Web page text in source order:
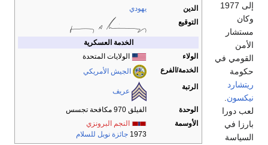
الدين
يهودي
التوقيع
الخدمة العسكرية
الولاء
الولايات المتحدة
الخدمة/الفرع
الجيش الأمريكي
الرتبة
عريف
الوحدة
الفيلق 970 مكافحة تجسس
الأوسمة
النجم البرونزي
1973 جائزة نوبل للسلام
إلى 1977
وكان
مستشار
الأمن
القومي في
حكومة
ريتشارد
نيكسون
لعب دورا
بارزا في
السياسة